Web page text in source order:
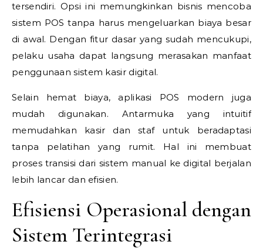
tersendiri. Opsi ini memungkinkan bisnis mencoba
sistem POS tanpa harus mengeluarkan biaya besar
di awal. Dengan fitur dasar yang sudah mencukupi,
pelaku usaha dapat langsung merasakan manfaat
penggunaan sistem kasir digital.
Selain hemat biaya, aplikasi POS modern juga
mudah digunakan. Antarmuka yang intuitif
memudahkan kasir dan staf untuk beradaptasi
tanpa pelatihan yang rumit. Hal ini membuat
proses transisi dari sistem manual ke digital berjalan
lebih lancar dan efisien.
Efisiensi Operasional dengan
Sistem Terintegrasi